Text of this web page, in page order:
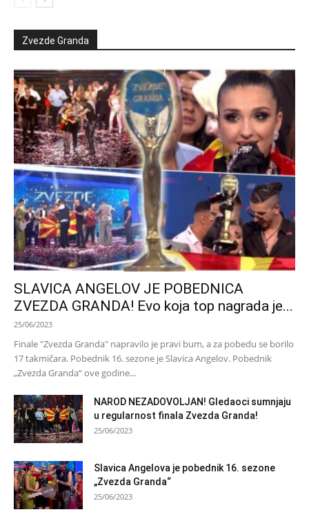
Zvezde Granda
SLAVICA ANGELOV JE POBEDNICA
ZVEZDA GRANDA! Evo koja top nagrada je...
25/06/2023
Finale "Zvezda Granda" napravilo je pravi bum, a za pobedu se borilo
17 takmičara. Pobednik 16. sezone je Slavica Angelov. Pobednik
„Zvezda Granda“ ove godine...
NAROD NEZADOVOLJAN! Gledaoci sumnjaju
u regularnost finala Zvezda Granda!
25/06/2023
Slavica Angelova je pobednik 16. sezone
„Zvezda Granda“
25/06/2023